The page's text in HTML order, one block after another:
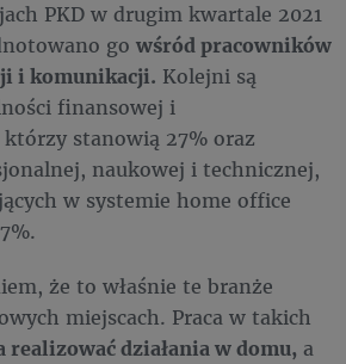
PKD w drugim kwartale 2021
go wśród pracowników
i komunikacji. Kolejni są
finansowej i
stanowią 27% oraz
naukowej i technicznej,
w systemie home office
że to właśnie te branże
miejscach. Praca w takich
realizować działania w domu, a